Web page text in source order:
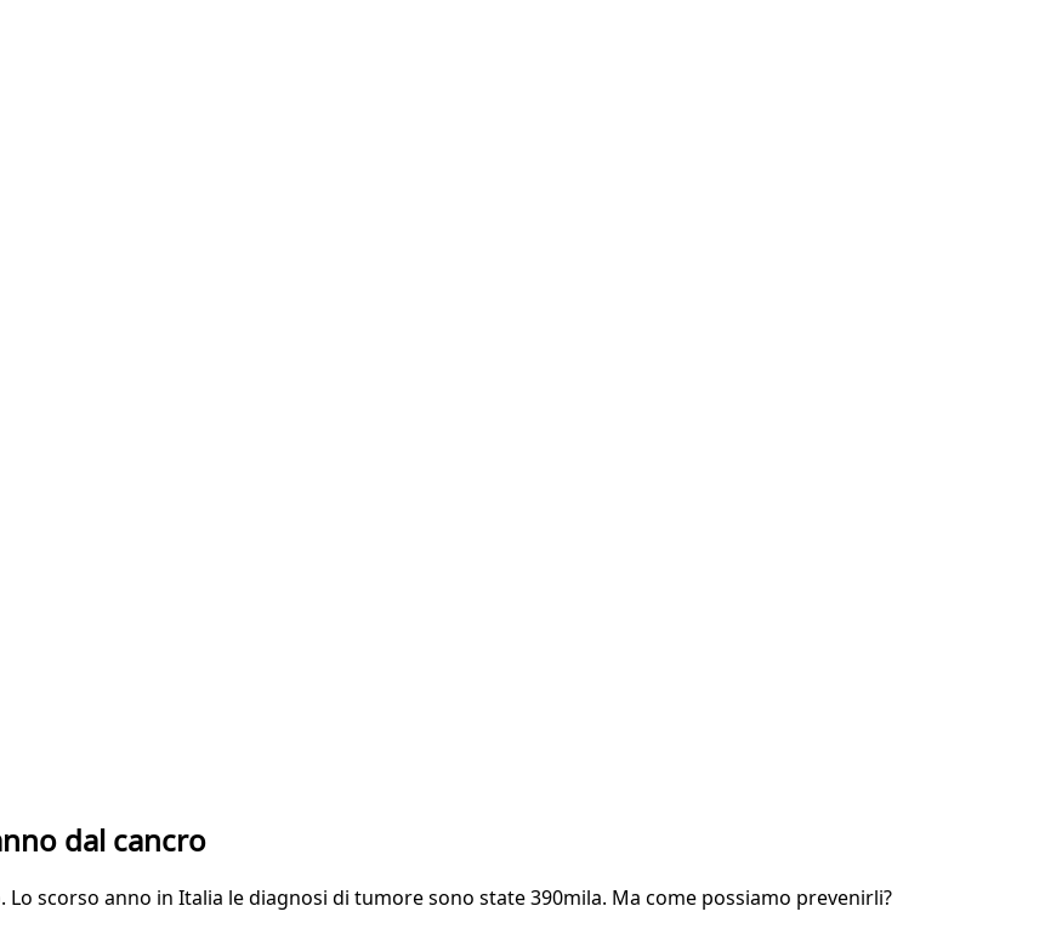
dal cancro
scorso anno in Italia le diagnosi di tumore sono state 390mila. Ma come possiamo prevenirli?